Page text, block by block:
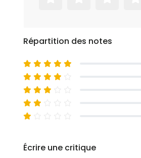
Répartition des notes
Écrire une critique